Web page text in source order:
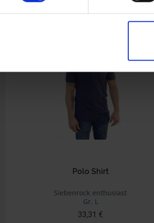
Polo Shirt
Siebenrock enthusiast
Gr. L
33,31 €